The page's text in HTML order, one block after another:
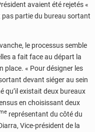
avaient été rejetés «
partie du bureau sortant
le processus semble
a fait face au départ la
place. « Pour désigner les
devant siéger au sein
qu’il existait deux bureaux
en choisissant deux
représentant du côté du
Vice-président de la